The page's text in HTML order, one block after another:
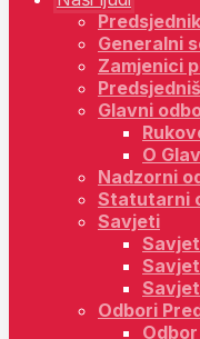
Predsjednik
Generalni
Zamjenici
Glavni
O
Nadzorni
Statutarni
Savjeti
Odbori